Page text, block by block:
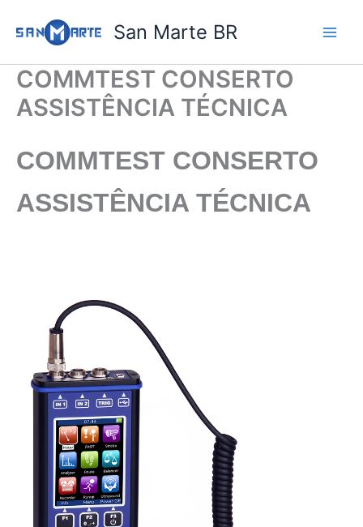
para
conteúdo
San Marte BR
COMMTEST CONSERTO
ASSISTÊNCIA TÉCNICA
COMMTEST CONSERTO
ASSISTÊNCIA TÉCNICA